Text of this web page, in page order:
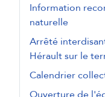
Information
naturelle
Arrêté
Hérault sur le
Calendrier